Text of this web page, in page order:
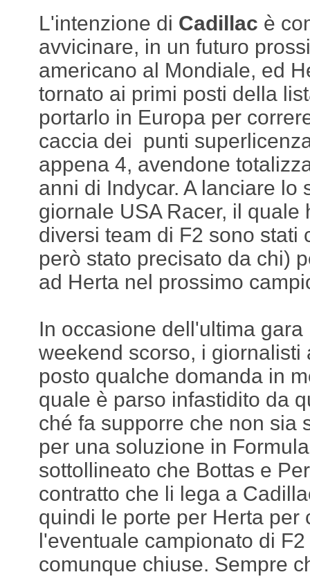
L'intenzione di Cadillac è
avvicinare, in un futuro
americano al Mondiale, ed
tornato ai primi posti della
portarlo in Europa per
caccia dei punti
appena 4, avendone
anni di Indycar. A lanciare lo
giornale USA Racer, il quale
diversi team di F2 sono stati
però stato precisato da chi)
ad Herta nel prossimo
In occasione dell'ultima gara
weekend scorso, i giornalisti
posto qualche domanda in
quale è parso infastidito da
ché fa supporre che non sia
per una soluzione in
sottollineato che Bottas e
contratto che li lega a
quindi le porte per Herta per
l'eventuale campionato di
comunque chiuse. Sempre